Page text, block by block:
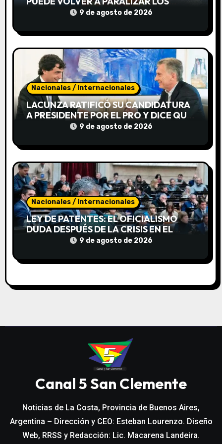
a
a
s
9 de agosto de 2026
Nacionales / Internacionales
LACUNZA RATIFICÓ SU CANDIDATURA
A PRESIDENTE POR EL PRO Y DICE QUE
MACRI LO IMPULSÓ9 de agosto de 2026
Nacionales / Internacionales
LEY DE PATENTES: EL OFICIALISMO
DUDA DESPUÉS DE LA CRISIS EN EL
9 de agosto de 2026
Canal 5 San Clemente
Noticias de La Costa, Provincia de Buenos Aires,
Argentina – Dirección y CEO: Esteban Lourenzo. Diseño
Web, RRSS y Redacción: Lic. Macarena Landeira.